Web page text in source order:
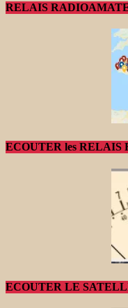
RELAIS
ECOUTER les RELAIS
ECOUTER LE